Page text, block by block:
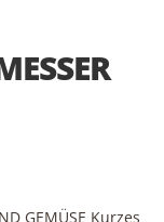
GEMÜSE Kurzes